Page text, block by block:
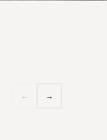
← →